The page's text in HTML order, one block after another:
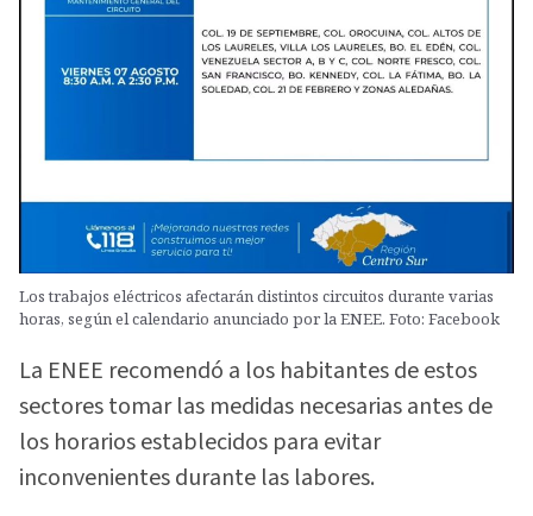
Los trabajos eléctricos afectarán distintos circuitos durante varias
horas, según el calendario anunciado por la ENEE. Foto: Facebook
La ENEE recomendó a los habitantes de estos
sectores tomar las medidas necesarias antes de
los horarios establecidos para evitar
inconvenientes durante las labores.